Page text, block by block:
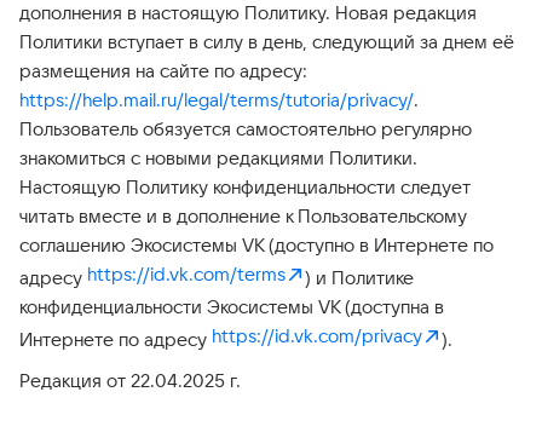
дополнения в настоящую Политику. Новая редакция
Политики вступает в силу в день, следующий за днем её
размещения на сайте по адресу:
https://help.mail.ru/legal/terms/tutoria/privacy/.
Пользователь обязуется самостоятельно регулярно
знакомиться с новыми редакциями Политики.
Настоящую Политику конфиденциальности следует
читать вместе и в дополнение к Пользовательскому
соглашению Экосистемы VK (доступно в Интернете по
адресу https://id.vk.com/terms
) и Политике
конфиденциальности Экосистемы VK (доступна в
Интернете по адресу https://id.vk.com/privacy
).
Редакция от 22.04.2025 г.